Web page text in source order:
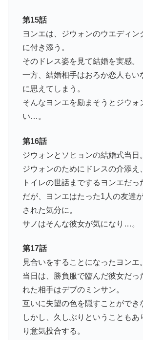
第15話
ヨンエは、ジウォンのウエディン
に付き添う。
そのドレス姿を見て結婚を実感。
一方、結婚相手はおろか恋人もい
に思えてしまう。
そんなヨンエを励まそうとジウォ
い…。
第16話
ジウォンとソヒョンの結婚式当日。
ジウォンのためにドレスの介添え
トイレの世話までするヨンエだっ
だが、ヨンエはたった1人の友達
された気分に。
サノはそんな彼女が気になり…。
第17話
見合いをすることになったヨンエ。
当日は、勝負服で臨んだ彼女だっ
れた相手はデブのミンサン。
互いに失望の色を隠すことができ
しかし、久しぶりということもあ
り意気投合する。